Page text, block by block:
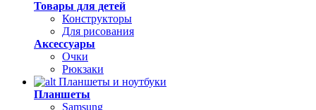
Товары для детей
Конструкторы
Для рисования
Аксессуары
Очки
Рюкзаки
Планшеты и ноутбуки
Планшеты
Samsung